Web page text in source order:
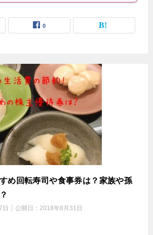
0
め回転寿司や食事券は？家族や孫
日 公開日： 2018年8月31日